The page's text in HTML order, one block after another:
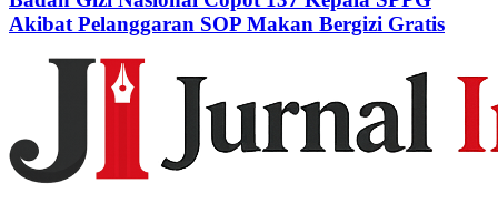
Akibat Pelanggaran SOP Makan Bergizi Gratis